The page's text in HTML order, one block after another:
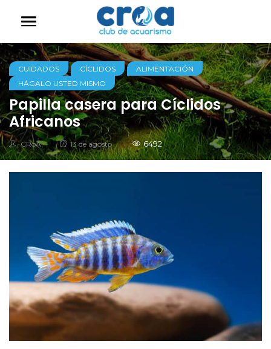
CUIDADOS CÍCLIDOS
ALIMENTACIÓN
HÁGALO USTED MISMO
Papilla casera para Cíclidos
Africanos
Autor
CRoA
Posted
on
13 de agosto 6492